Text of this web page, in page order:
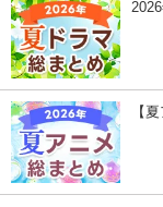
【